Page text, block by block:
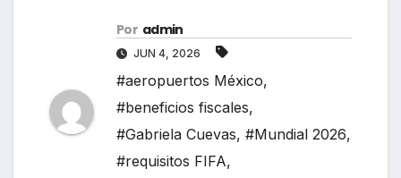
Por admin
JUN 4, 2026
#aeropuertos México,
#beneficios fiscales,
#Gabriela Cuevas, #Mundial 2026,
#requisitos FIFA,